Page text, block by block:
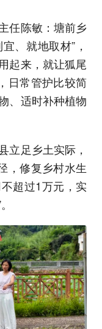
任陈敏：塘前乡
、就地取材”，
起来，就让狐尾
日常管护比较简
、适时补种植物
立足乡土实际，
，修复乡村水生
超过1万元，实